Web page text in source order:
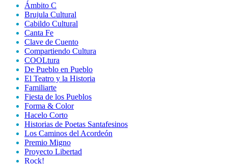
Ámbito C
Brujula Cultural
Cabildo Cultural
Canta Fe
Clave de Cuento
Compartiendo Cultura
COOLtura
De Pueblo en Pueblo
El Teatro y la Historia
Familiarte
Fiesta de los Pueblos
Forma & Color
Hacelo Corto
Historias de Poetas Santafesinos
Los Caminos del Acordeón
Premio Migno
Proyecto Libertad
Rock!